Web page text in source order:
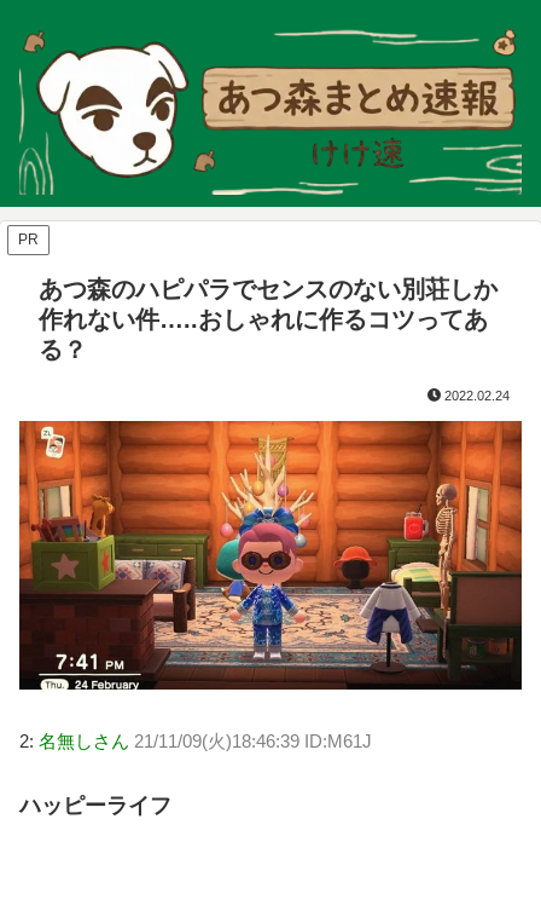
PR
あつ森のハピパラでセンスのない別荘しか
作れない件…..おしゃれに作るコツってあ
る？
2022.02.24
2: 名無しさん 21/11/09(火)18:46:39 ID:M61J
ハッピーライフ